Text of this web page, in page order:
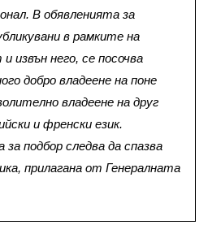
В обявленията за
в рамките на
извън него, се посочва
добро владеене на поне
владеене на друг
и френски език.
подбор следва да спазва
прилагана от Генералната